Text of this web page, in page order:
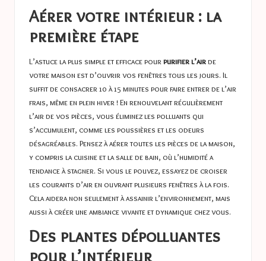
Aérer votre intérieur : la
première étape
L’astuce la plus simple et efficace pourpurifier l’airde
votre maison est d’ouvrir vos fenêtres tous les jours. Il
suffit de consacrer 10 à 15 minutes pour faire entrer de l’air
frais, même en plein hiver ! En renouvelant régulièrement
l’air de vos pièces, vous éliminez les polluants qui
s’accumulent, comme les poussières et les odeurs
désagréables. Pensez à aérer toutes les pièces de la maison,
y compris la cuisine et la salle de bain, où l’humidité a
tendance à stagner. Si vous le pouvez, essayez de croiser
les courants d’air en ouvrant plusieurs fenêtres à la fois.
Cela aidera non seulement à assainir l’environnement, mais
aussi à créer une ambiance vivante et dynamique chez vous.
Des plantes dépolluantes
pour l’intérieur